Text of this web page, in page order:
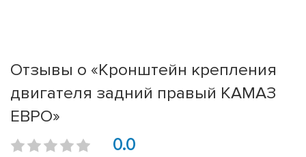
Отзывы о «Кронштейн крепления
двигателя задний правый КАМАЗ
ЕВРО»
0.0